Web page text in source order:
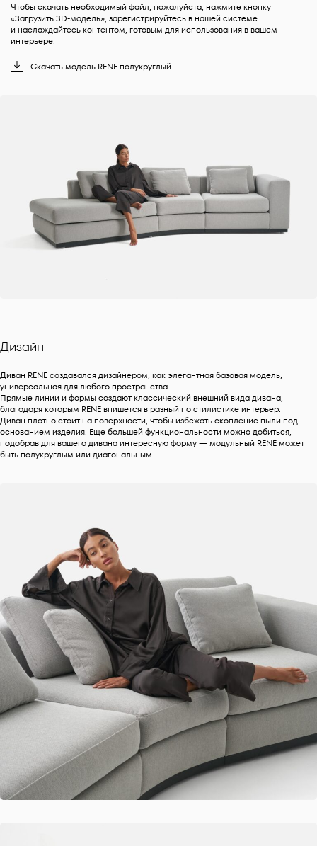
Чтобы скачать необходимый файл, пожалуйста, нажмите кнопку
«Загрузить 3D-модель», зарегистрируйтесь в нашей системе
и наслаждайтесь контентом, готовым для использования в вашем
интерьере.
Скачатьмодель RENEполукруглый
Дизайн
Диван RENE создавался дизайнером, как элегантная базовая модель,
универсальная для любого пространства.
Прямые линии и формы создают классический внешний вида дивана,
благодаря которым RENE впишется в разный по стилистике интерьер.
Диван плотно стоит на поверхности, чтобы избежать скопление пыли под
основанием изделия. Еще большей функциональности можно добиться,
подобрав для вашего дивана интересную форму — модульный RENE может
быть полукруглым или диагональным.